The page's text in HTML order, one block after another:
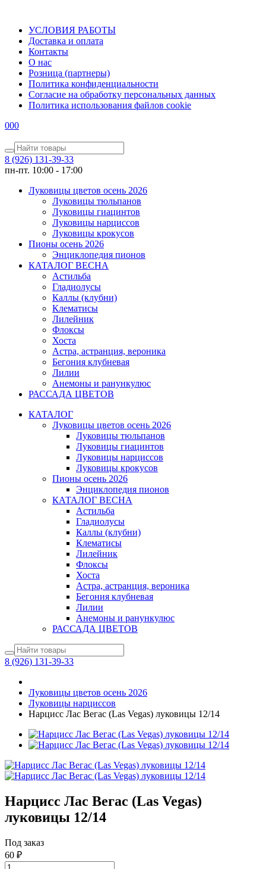
УСЛОВИЯ РАБОТЫ
Доставка и оплата
Контакты
О наc
Розница (партнеры)
Политика конфиденциальности
Согласие на обработку персональных данных
Политика использования файлов сookie
000
8 (926) 131-39-33
пн-пт. 10:00 - 17:00
Луковицы цветов осень 2026
Луковицы тюльпанов
Луковицы гиацинтов
Луковицы нарциссов
Луковицы крокусов
Пионы осень 2026
Энциклопедия пионов
КАТАЛОГ ВЕСНА
Астильба
Гладиолусы
Каллы (клубни)
Клематисы
Лилейник
Флоксы
Хоста
Астра, астранция, вероника
Бегония клубневая
Лилии
Анемоны и ранункулюс
РАССАДА ЦВЕТОВ
КАТАЛОГ
Луковицы цветов осень 2026
Луковицы тюльпанов
Луковицы гиацинтов
Луковицы нарциссов
Луковицы крокусов
Пионы осень 2026
Энциклопедия пионов
КАТАЛОГ ВЕСНА
Астильба
Гладиолусы
Каллы (клубни)
Клематисы
Лилейник
Флоксы
Хоста
Астра, астранция, вероника
Бегония клубневая
Лилии
Анемоны и ранункулюс
РАССАДА ЦВЕТОВ
8 (926) 131-39-33
Луковицы цветов осень 2026
Луковицы нарциссов
Нарцисс Лас Вегас (Las Vegas) луковицы 12/14
Нарцисс Лас Вегас (Las Vegas)
луковицы 12/14
Под заказ
60 ₽